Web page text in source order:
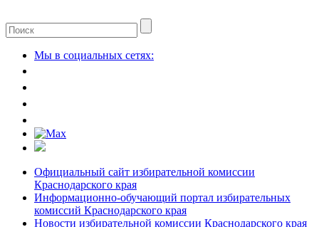
Мы в социальных сетях:
Официальный сайт избирательной комиссии
Краснодарского края
Информационно-обучающий портал избирательных
комиссий Краснодарского края
Новости избирательной комиссии Краснодарского края